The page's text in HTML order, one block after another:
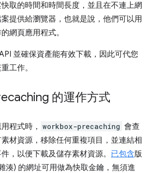
取的時間和時間長度，並且在不連上網
提供給瀏覽器，也就是說，他們可以用
網頁應用程式。
並確保資產能有效下載，因此可代您
工作。
的運作方式
程式時， workbox-precaching 會查
材資源，移除任何重複項目，並連結相
，以便下載及儲存素材資源。 已包含版
湊) 的網址可用做為快取金鑰，無須進